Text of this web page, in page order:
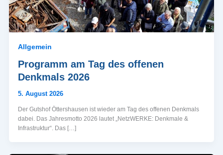
Allgemein
Programm am Tag des offenen
Denkmals 2026
5. August 2026
Der Gutshof Öttershausen ist wieder am Tag des offenen Denkmals
dabei. Das Jahresmotto 2026 lautet „NetzWERKE: Denkmale &
Infrastruktur“. Das […]